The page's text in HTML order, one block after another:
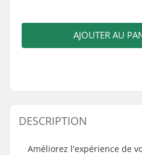
AJOUTER AU
DESCRIPTION
Améliorez l'expérience de